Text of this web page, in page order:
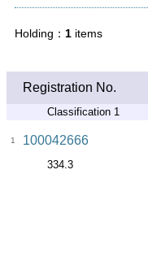
Holding 1 items
Registration No.
Classification 1
1 100042666
334.3